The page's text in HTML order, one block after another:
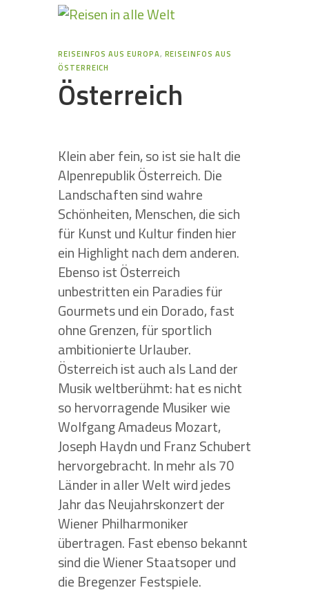
REISEINFOS AUS EUROPA, REISEINFOS AUS
ÖSTERREICH
Österreich
Klein aber fein, so ist sie halt die
Alpenrepublik Österreich. Die
Landschaften sind wahre
Schönheiten, Menschen, die sich
für Kunst und Kultur finden hier
ein Highlight nach dem anderen.
Ebenso ist Österreich
unbestritten ein Paradies für
Gourmets und ein Dorado, fast
ohne Grenzen, für sportlich
ambitionierte Urlauber.
Österreich ist auch als Land der
Musik weltberühmt: hat es nicht
so hervorragende Musiker wie
Wolfgang Amadeus Mozart,
Joseph Haydn und Franz Schubert
hervorgebracht. In mehr als 70
Länder in aller Welt wird jedes
Jahr das Neujahrskonzert der
Wiener Philharmoniker
übertragen. Fast ebenso bekannt
sind die Wiener Staatsoper und
die Bregenzer Festspiele.